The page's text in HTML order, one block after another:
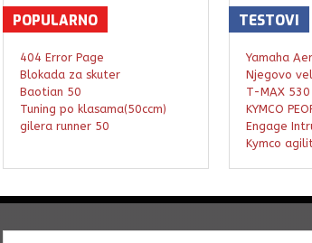
POPULARNO
404 Error Page
Blokada za skuter
Baotian 50
Tuning po klasama(50ccm)
gilera runner 50
TESTOVI
Yamaha
Njegovo
T-MAX 530
KYMCO
Engage
Kymco